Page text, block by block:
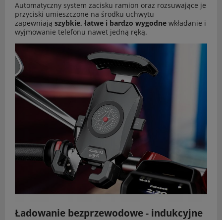
Automatyczny system zacisku ramion oraz rozsuwające je
przyciski umieszczone na środku uchwytu
zapewniają szybkie, łatwe i bardzo wygodne wkładanie i
wyjmowanie telefonu nawet jedną ręką.
Ładowanie bezprzewodowe - indukcyjne